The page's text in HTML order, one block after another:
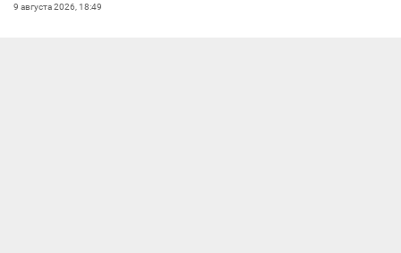
9 августа 2026, 18:49